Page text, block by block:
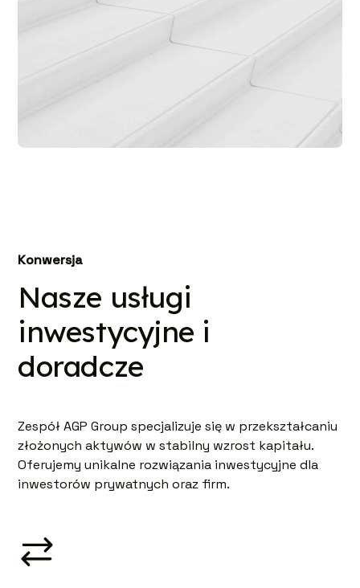
Konwersja
Nasze usługi
inwestycyjne i
doradcze
Zespół AGP Group specjalizuje się w przekształcaniu
złożonych aktywów w stabilny wzrost kapitału.
Oferujemy unikalne rozwiązania inwestycyjne dla
inwestorów prywatnych oraz firm.